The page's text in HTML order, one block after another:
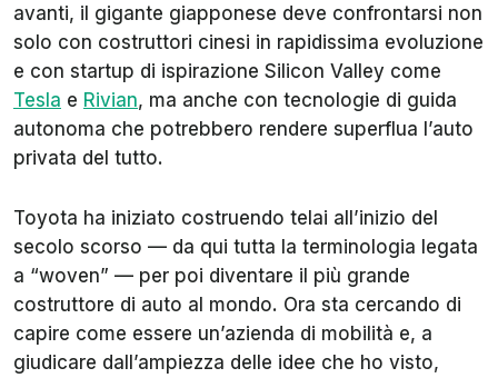
avanti, il gigante giapponese deve confrontarsi non
solo con costruttori cinesi in rapidissima evoluzione
e con startup di ispirazione Silicon Valley come
Tesla e Rivian, ma anche con tecnologie di guida
autonoma che potrebbero rendere superflua l’auto
privata del tutto.
Toyota ha iniziato costruendo telai all’inizio del
secolo scorso — da qui tutta la terminologia legata
a “woven” — per poi diventare il più grande
costruttore di auto al mondo. Ora sta cercando di
capire come essere un’azienda di mobilità e, a
giudicare dall’ampiezza delle idee che ho visto,